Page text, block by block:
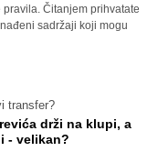
Čitanjem prihvatate
sadržaji koji mogu
transfer?
drži na klupi, a
- velikan?